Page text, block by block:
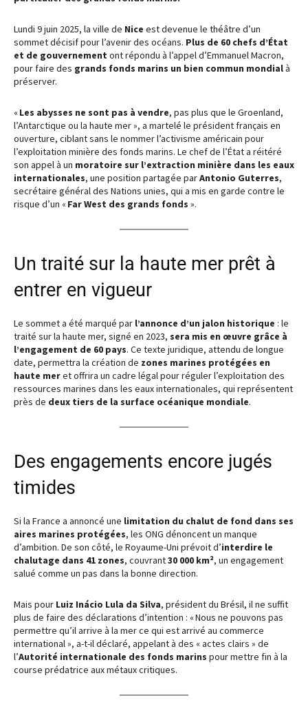
Lundi 9 juin 2025, la ville de Nice est devenue le théâtre d’un
sommet décisif pour l’avenir des océans. Plus de 60 chefs d’État
et de gouvernement ont répondu à l’appel d’Emmanuel Macron,
pour faire des grands fonds marins un bien commun mondialà
préserver.
«Les abysses ne sont pas à vendre, pas plus que le Groenland,
l’Antarctique ou la haute mer », a martelé le président français en
ouverture, ciblant sans le nommer l’activisme américain pour
l’exploitation minière des fonds marins. Le chef de l’État a réitéré
son appel à un moratoire sur l’extraction minière dans les eaux
internationales, une position partagée parAntonio Guterres,
secrétaire général des Nations unies, qui a mis en garde contre le
risque d’un «Far West des grands fonds ».
Un traité sur la haute mer prêt à
entrer en vigueur
Le sommet a été marqué par l’annonce d’un jalon historique : le
traité sur la haute mer, signé en 2023, sera mis en œuvre grâce à
l’engagement de 60 pays. Ce texte juridique, attendu de longue
date, permettra la création de zones marines protégées en
haute meret offrira un cadre légal pour réguler l’exploitation des
ressources marines dans les eaux internationales, qui représentent
près de deux tiers de la surface océanique mondiale.
Des engagements encore jugés
timides
Si la France a annoncé une limitation du chalut de fond dans ses
aires marines protégées, les ONG dénoncent un manque
d’ambition. De son côté, le Royaume-Uni prévoit d’interdire le
chalutage dans 41 zones, couvrant30 000 km², un engagement
salué comme un pas dans la bonne direction.
Mais pour Luiz Inácio Lula da Silva, président du Brésil, il ne suffit
plus de faire des déclarations d’intention : « Nous ne pouvons pas
permettre qu’il arrive à la mer ce qui est arrivé au commerce
international », a-t-il déclaré, appelant à des « actes clairs » de
l’Autorité internationale des fonds marins pour mettre fin à la
course prédatrice aux métaux critiques.